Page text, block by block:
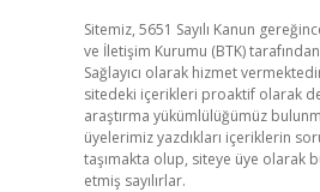
Sitemiz, 5651 Sayılı Kanun
ve İletişim Kurumu (BTK)
Sağlayıcı olarak hizmet
sitedeki içerikleri proaktif olarak
araştırma yükümlülüğümüz
üyelerimiz yazdıkları içeriklerin
taşımakta olup, siteye üye olarak
etmiş sayılırlar.